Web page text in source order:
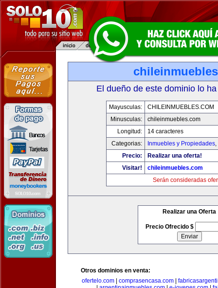
El dueño de este dominio lo
Mayusculas:
CHILEINMUEBLES.COM
Minusculas:
chileinmuebles.com
Longitud:
14 caracteres
Categorias:
Inmuebles y Propiedades,
Precio:
Realizar una oferta!
Visitar!
chileinmuebles.com
Serán consideradas
Realizar una Oferta
Precio Ofrecido $
Otros dominios en venta:
ofertelo.com| comprasencasa.com|